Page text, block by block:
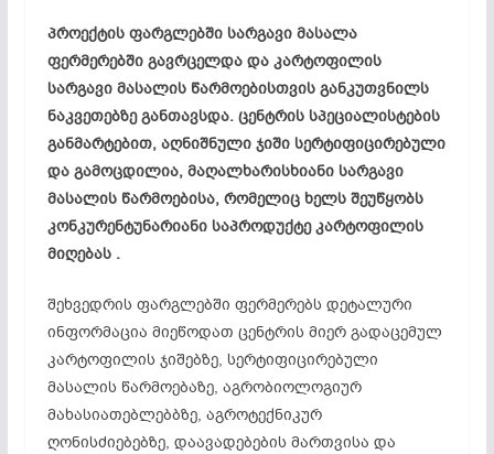
პროექტის ფარგლებში სარგავი მასალა
ფერმერებში გავრცელდა და კარტოფილის
სარგავი მასალის წარმოებისთვის განკუთვნილს
ნაკვეთებზე განთავსდა. ცენტრის სპეციალისტების
განმარტებით, აღნიშნული ჯიში სერტიფიცირებული
და გამოცდილია, მაღალხარისხიანი სარგავი
მასალის წარმოებისა, რომელიც ხელს შეუწყობს
კონკურენტუნარიანი საპროდუქტე კარტოფილის
მიღებას .
შეხვედრის ფარგლებში ფერმერებს დეტალური
ინფორმაცია მიეწოდათ ცენტრის მიერ გადაცემულ
კარტოფილის ჯიშებზე, სერტიფიცირებული
მასალის წარმოებაზე, აგრობიოლოგიურ
მახასიათებლებბზე, აგროტექნიკურ
ღონისძიებებზე, დაავადებების მართვისა და